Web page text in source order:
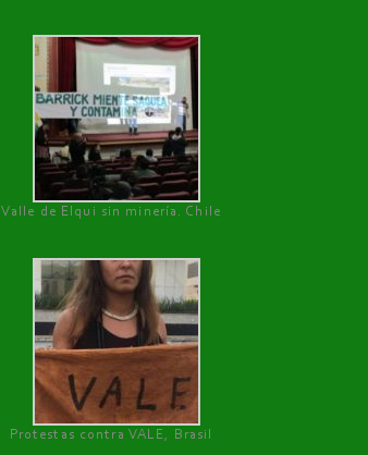
Valle de Elqui sin minería. Chile
Protestas contra VALE, Brasil